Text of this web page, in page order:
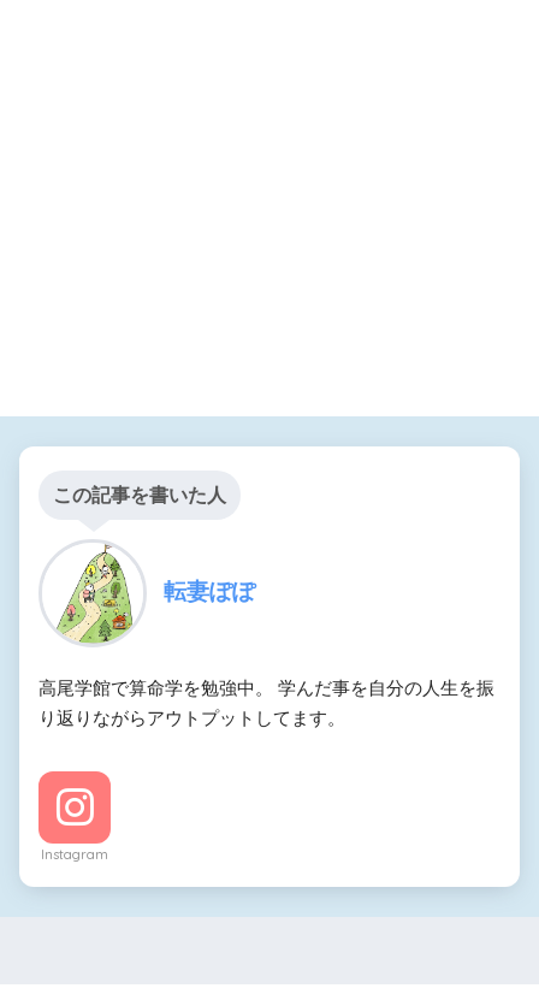
この記事を書いた人
転妻ぽぽ
高尾学館で算命学を勉強中。 学んだ事を自分の人生を振
り返りながらアウトプットしてます。
Instagram